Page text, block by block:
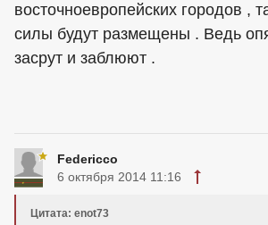
восточноевропейских городов ,
силы будут размещены . Ведь
засрут и заблюют .
Federicco
6 октября 2014 11:16
Цитата: enot73